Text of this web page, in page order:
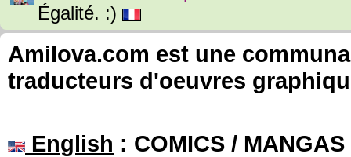
Égalité. :)
Amilova.com est une
traducteurs d'oeuvres
English : COMICS /